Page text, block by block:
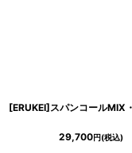
29,700円(税込)